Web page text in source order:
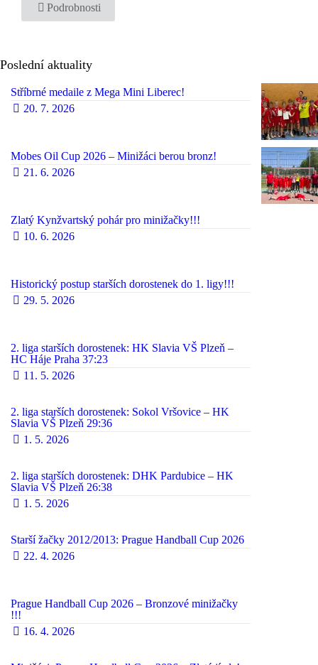
Podrobnosti
Poslední aktuality
Stříbrné medaile z Mega Mini Liberec!
20. 7. 2026
Mobes Oil Cup 2026 – Minižáci berou bronz!
21. 6. 2026
Zlatý Kynžvartský pohár pro minižačky!!!
10. 6. 2026
Historický postup starších dorostenek do 1. ligy!!!
29. 5. 2026
2. liga starších dorostenek: HK Slavia VŠ Plzeň –
HC Háje Praha 37:23
11. 5. 2026
2. liga starších dorostenek: Sokol Vršovice – HK
Slavia VŠ Plzeň 29:36
1. 5. 2026
2. liga starších dorostenek: DHK Pardubice – HK
Slavia VŠ Plzeň 26:38
1. 5. 2026
Starší žačky 2012/2013: Prague Handball Cup 2026
22. 4. 2026
Prague Handball Cup 2026 – Bronzové minižačky
!!!
16. 4. 2026